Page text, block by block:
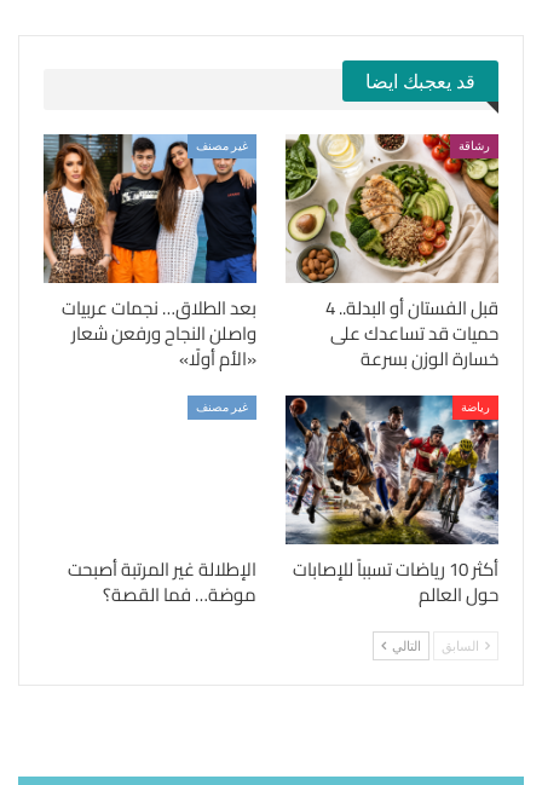
قد يعجبك ايضا
رشاقة
قبل الفستان أو البدلة.. 4
حميات قد تساعدك على
خسارة الوزن بسرعة
غير مصنف
بعد الطلاق… نجمات عربيات
واصلن النجاح ورفعن شعار
«الأم أولًا»
رياضة
أكثر 10 رياضات تسبباً للإصابات
حول العالم
غير مصنف
الإطلالة غير المرتبة أصبحت
موضة… فما القصة؟
السابق التالي